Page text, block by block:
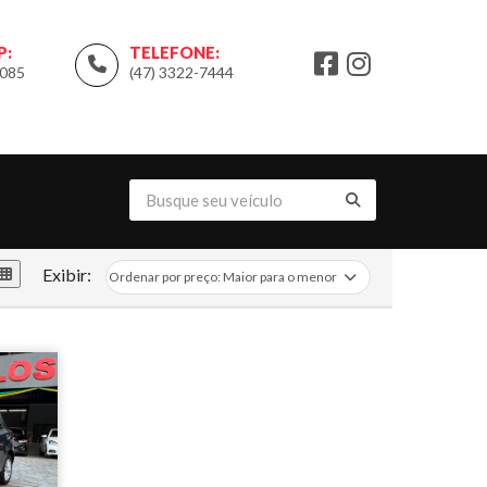
TELEFONE:
(47) 3322-7444
Exibir: